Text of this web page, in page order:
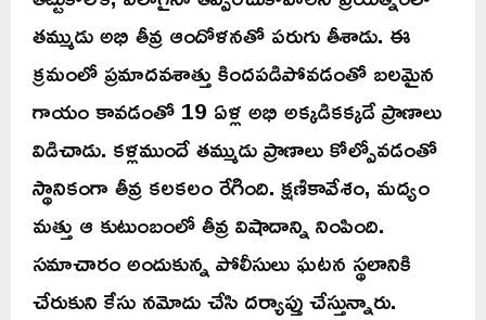
తమ్ముడు అభి తీవ్ర ఆందోళనతో పరుగు తీశాడు. ఈ
క్రమంలో ప్రమాదవశాత్తు కిందపడిపోవడంతో బలమైన
గాయం కావడంతో 19 ఏళ్ల అభి అక్కడికక్కడే ప్రాణాలు
విడిచాడు. కళ్లముందే తమ్ముడు ప్రాణాలు కోల్పోవడంతో
స్థానికంగా తీవ్ర కలకలం రేగింది. క్షణికావేశం, మద్యం
మత్తు ఆ కుటుంబంలో తీవ్ర విషాదాన్ని నింపింది.
సమాచారం అందుకున్న పోలీసులు ఘటన స్థలానికి
చేరుకుని కేసు నమోదు చేసి దర్యాప్తు చేస్తున్నారు.